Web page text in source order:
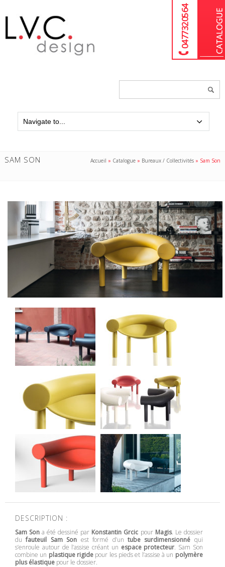
04 77 32 05 64
SAM SON Accueil » Catalogue » Bureaux / Collectivités » Sam Son
DESCRIPTION :
Sam Son a été dessiné par Konstantin Grcic pour Magis. Le dossier
dufauteuil Sam Son est formé d’un tube surdimensionné qui
s’enroule autour de l’assise créant un espace protecteur. Sam Son
combine un plastique rigide pour les pieds et l’assise à un polymère
plus élastique pour le dossier.